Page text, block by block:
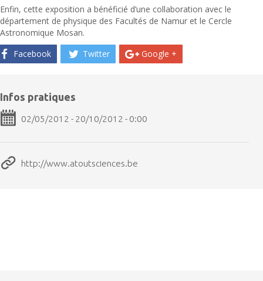
Enfin, cette exposition a bénéficié d’une collaboration avec le
département de physique des Facultés de Namur et le Cercle
Astronomique Mosan.
Facebook
Twitter Google +
Infos pratiques
02/05/2012 - 20/10/2012 - 0:00
http://www.atoutsciences.be